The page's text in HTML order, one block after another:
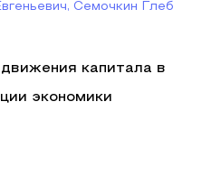
Семочкин Глеб
капитала в
экономики